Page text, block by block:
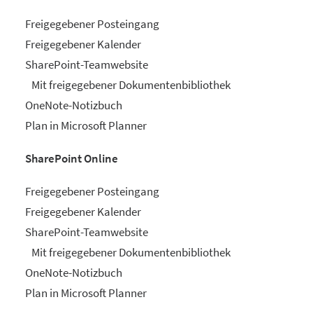
Freigegebener Posteingang
Freigegebener Kalender
SharePoint-Teamwebsite
Mit freigegebener Dokumentenbibliothek
OneNote-Notizbuch
Plan in Microsoft Planner
SharePoint Online
Freigegebener Posteingang
Freigegebener Kalender
SharePoint-Teamwebsite
Mit freigegebener Dokumentenbibliothek
OneNote-Notizbuch
Plan in Microsoft Planner